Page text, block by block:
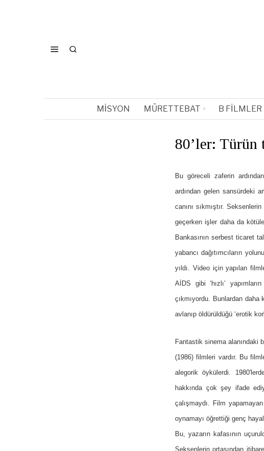
MISYON MÜRETTEBAT B FILMLER
80’ler: Türün
Bu göreceli zaferin
ardından gelen sansürdeki
canını sıkmıştır. Seksenlerin
geçerken işler daha da
Bankasının serbest ticaret
yabancı dağıtımcıların
yıldı. Video için yapılan
AİDS gibi ‘hızlı’
çıkmıyordu. Bunlardan
avlanıp öldürüldüğü ‘erotik
Fantastik sinema alanındaki
(1986) filmleri vardır. Bu
alegorik öykülerdi.
hakkında çok şey ifade
çalışmaydı. Film
oynamayı öğrettiği genç
Bu, yazarın kafasının
Seksenlerin ortasından